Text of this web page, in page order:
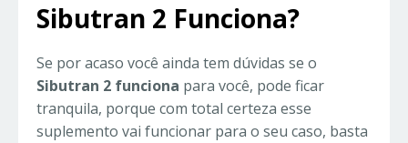
Sibutran 2 Funciona?
Se por acaso você ainda tem dúvidas se o
Sibutran 2 funciona para você, pode ficar
tranquila, porque com total certeza esse
suplemento vai funcionar para o seu caso, basta